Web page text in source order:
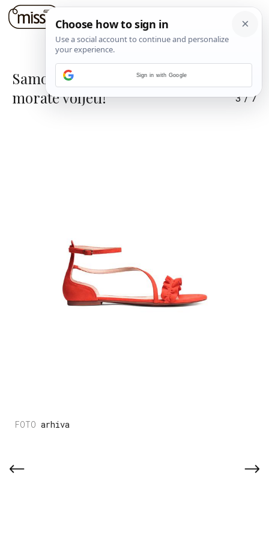
Samo da je crveno: Boja koju
morate voljeti!
3/7
arhiva
Sign in with Google